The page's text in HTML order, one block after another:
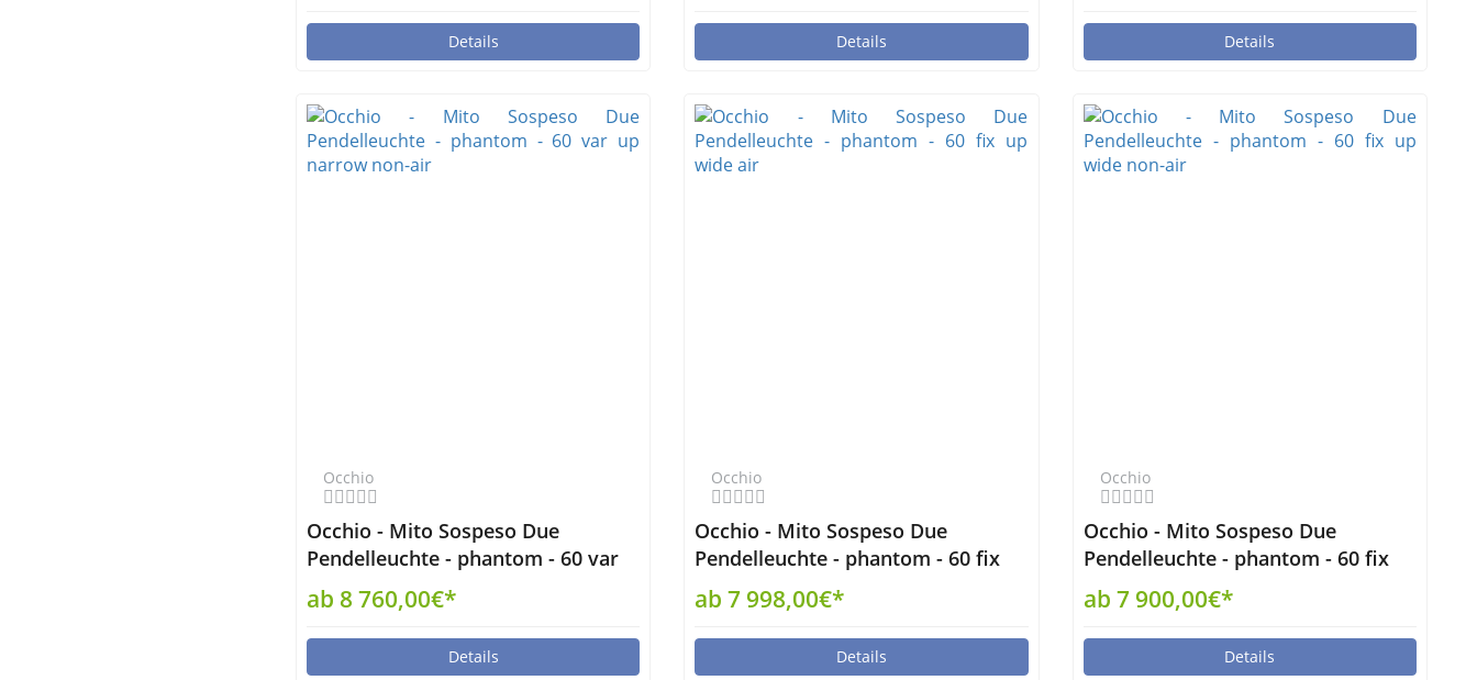
Details Details Details
Occhio
Occhio - Mito Sospeso Due
Pendelleuchte - phantom - 60 var
up narrow non-air
ab 8 760,00€*
Details
Occhio
Occhio - Mito Sospeso Due
Pendelleuchte - phantom - 60 fix
up wide air
ab 7 998,00€*
Details
Occhio
Occhio - Mito Sospeso Due
Pendelleuchte - phantom - 60 fix
up wide non-air
ab 7 900,00€*
Details